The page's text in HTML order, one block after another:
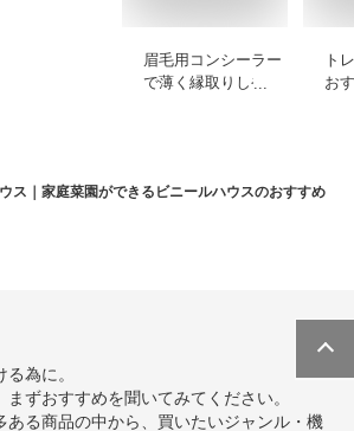
眉毛用コンシーラー
で薄く縁取りしやす
ト
お
ス｜家庭菜園ができるビニールハウスのおすすめ
為に。
ずおすすめを聞いてみてください。
ある商品の中から、買いたいジャンル・機